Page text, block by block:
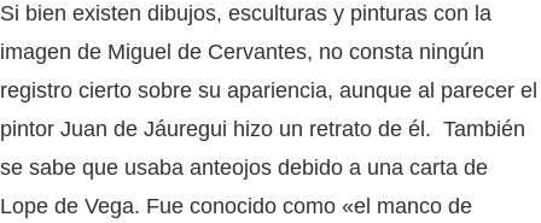
Si bien existen dibujos, esculturas y pinturas con la
imagen de Miguel de Cervantes, no consta ningún
registro cierto sobre su apariencia, aunque al parecer el
pintor Juan de Jáuregui hizo un retrato de él. También
se sabe que usaba anteojos debido a una carta de
Lope de Vega. Fue conocido como «el manco de